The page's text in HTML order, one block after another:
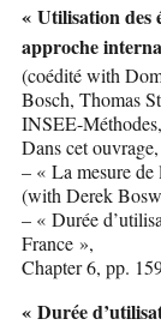
« Utilisation des
approche
(coédité with
Bosch, Thomas
INSEE-
Dans cet
– « La mesure de
(with Derek
– « Durée
France »,
Chapter 6, pp.
« Durée